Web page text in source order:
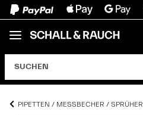
PIPETTEN / MESSBECHER / SPRÜHER